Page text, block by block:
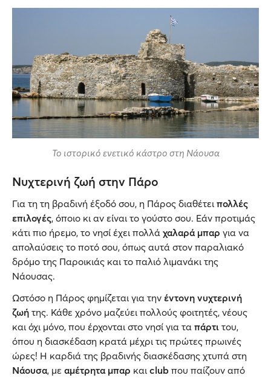
Το ιστορικό ενετικό κάστρο στη Νάουσα
Νυχτερινή ζωή στην Πάρο
Για τη τη βραδινή έξοδό σου, η Πάρος διαθέτει πολλές
επιλογές, όποιο κι αν είναι το γούστο σου. Εάν προτιμάς
κάτι πιο ήρεμο, το νησί έχει πολλά χαλαρά μπαρ για να
απολαύσεις το ποτό σου, όπως αυτά στον παραλιακό
δρόμο της Παροικιάς και το παλιό λιμανάκι της
Νάουσας.
Ωστόσο η Πάρος φημίζεται για την έντονη νυχτερινή
ζωή της. Κάθε χρόνο μαζεύει πολλούς φοιτητές, νέους
και όχι μόνο, που έρχονται στο νησί για τα πάρτι του,
όπου η διασκέδαση κρατά μέχρι τις πρώτες πρωινές
ώρες! Η καρδιά της βραδινής διασκέδασης χτυπά στη
Νάουσα, με αμέτρητα μπαρ και club που παίζουν από